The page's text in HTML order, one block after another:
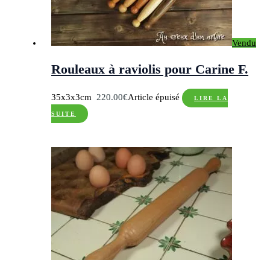
Vendu
Rouleaux à raviolis pour Carine F.
35x3x3cm220.00€Article épuisé LIRE LA
SUITE